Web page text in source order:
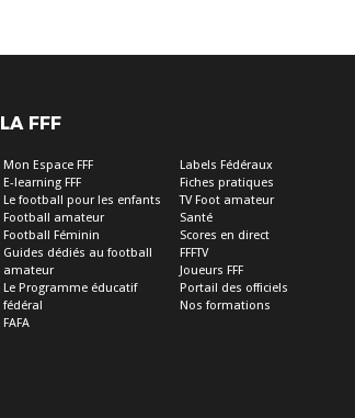
LA FFF
Mon Espace FFF
E-learning FFF
Le football pour les enfants
Football amateur
Football Féminin
Guides dédiés au football
amateur
Le Programme éducatif
fédéral
FAFA
Labels Fédéraux
Fiches pratiques
TV Foot amateur
Santé
Scores en direct
FFFTV
Joueurs FFF
Portail des officiels
Nos formations